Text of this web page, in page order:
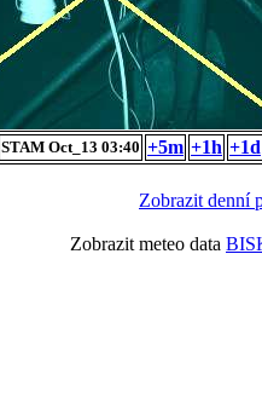
STAM Oct_13 03:40 +5m +1h +1d
Zobrazit denní
Zobrazit meteo data